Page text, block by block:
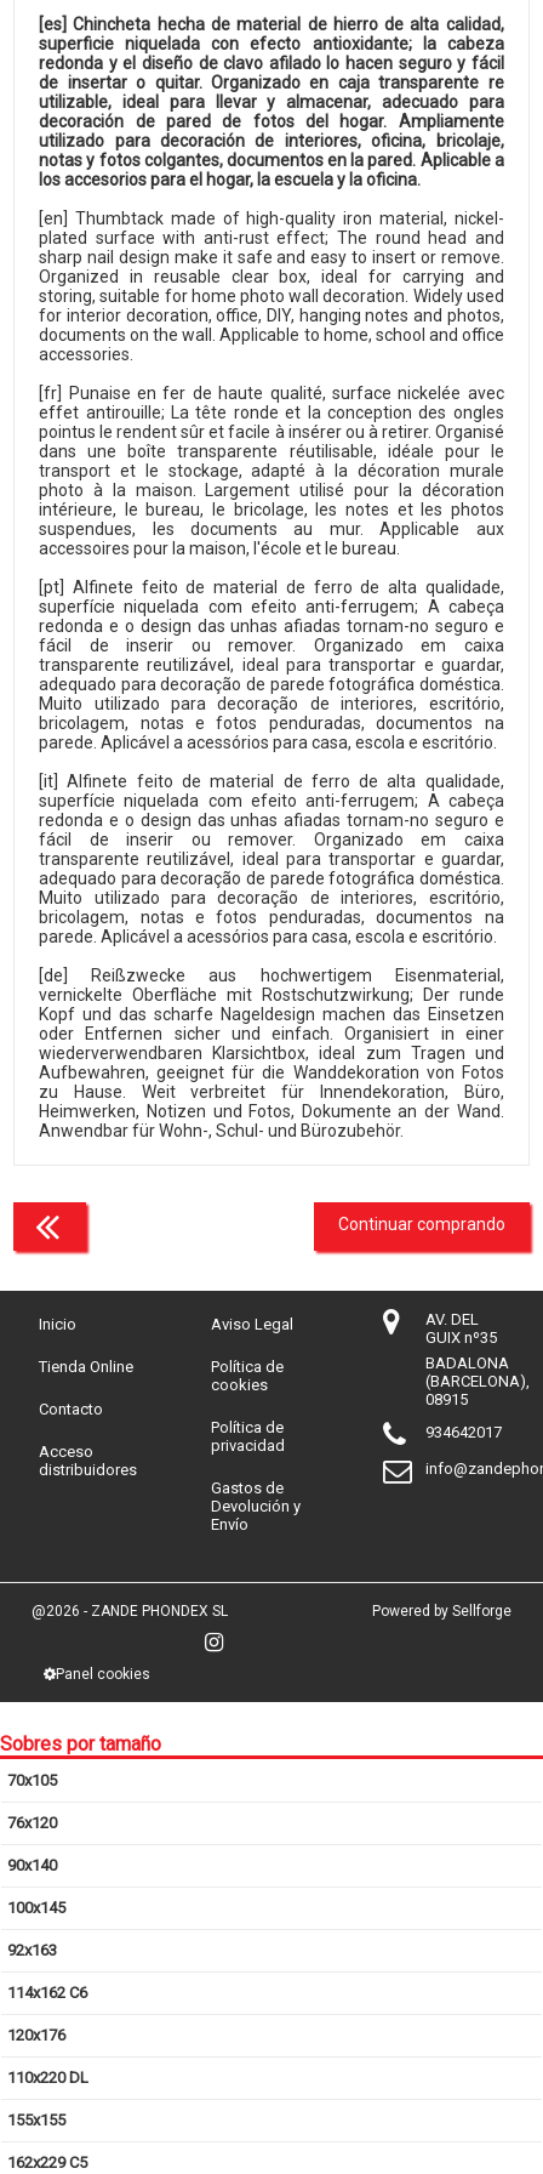
[es] Chincheta hecha de material de hierro de alta calidad,
superficie niquelada con efecto antioxidante; la cabeza
redonda y el diseño de clavo afilado lo hacen seguro y fácil
de insertar o quitar. Organizado en caja transparente re
utilizable, ideal para llevar y almacenar, adecuado para
decoración de pared de fotos del hogar. Ampliamente
utilizado para decoración de interiores, oficina, bricolaje,
notas y fotos colgantes, documentos en la pared. Aplicable a
los accesorios para el hogar, la escuela y la oficina.
[en] Thumbtack made of high-quality iron material, nickel-
plated surface with anti-rust effect; The round head and
sharp nail design make it safe and easy to insert or remove.
Organized in reusable clear box, ideal for carrying and
storing, suitable for home photo wall decoration. Widely used
for interior decoration, office, DIY, hanging notes and photos,
documents on the wall. Applicable to home, school and office
accessories.
[fr] Punaise en fer de haute qualité, surface nickelée avec
effet antirouille; La tête ronde et la conception des ongles
pointus le rendent sûr et facile à insérer ou à retirer. Organisé
dans une boîte transparente réutilisable, idéale pour le
transport et le stockage, adapté à la décoration murale
photo à la maison. Largement utilisé pour la décoration
intérieure, le bureau, le bricolage, les notes et les photos
suspendues, les documents au mur. Applicable aux
accessoires pour la maison, l'école et le bureau.
[pt] Alfinete feito de material de ferro de alta qualidade,
superfície niquelada com efeito anti-ferrugem; A cabeça
redonda e o design das unhas afiadas tornam-no seguro e
fácil de inserir ou remover. Organizado em caixa
transparente reutilizável, ideal para transportar e guardar,
adequado para decoração de parede fotográfica doméstica.
Muito utilizado para decoração de interiores, escritório,
bricolagem, notas e fotos penduradas, documentos na
parede. Aplicável a acessórios para casa, escola e escritório.
[it] Alfinete feito de material de ferro de alta qualidade,
superfície niquelada com efeito anti-ferrugem; A cabeça
redonda e o design das unhas afiadas tornam-no seguro e
fácil de inserir ou remover. Organizado em caixa
transparente reutilizável, ideal para transportar e guardar,
adequado para decoração de parede fotográfica doméstica.
Muito utilizado para decoração de interiores, escritório,
bricolagem, notas e fotos penduradas, documentos na
parede. Aplicável a acessórios para casa, escola e escritório.
[de] Reißzwecke aus hochwertigem Eisenmaterial,
vernickelte Oberfläche mit Rostschutzwirkung; Der runde
Kopf und das scharfe Nageldesign machen das Einsetzen
oder Entfernen sicher und einfach. Organisiert in einer
wiederverwendbaren Klarsichtbox, ideal zum Tragen und
Aufbewahren, geeignet für die Wanddekoration von Fotos
zu Hause. Weit verbreitet für Innendekoration, Büro,
Heimwerken, Notizen und Fotos, Dokumente an der Wand.
Anwendbar für Wohn-, Schul- und Bürozubehör.
Continuar comprando
Inicio
Tienda Online
Contacto
Acceso
distribuidores
Aviso Legal
Política de
cookies
Política de
privacidad
Gastos de
Devolución y
Envío
AV. DEL
GUIX nº35
BADALONA
(BARCELONA),
08915
934642017
@2026 - ZANDE PHONDEX SL
Panel cookies
Powered by Sellforge
Sobres por tamaño
70x105
76x120
90x140
100x145
92x163
114x162 C6
120x176
110x220 DL
155x155
162x229 C5